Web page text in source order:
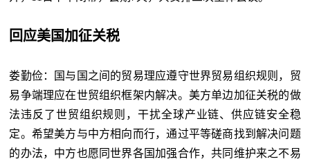
回应美国加征关税
娄勤俭：国与国之间的贸易理应遵守世界贸易组织规则，贸
易争端理应在世贸组织框架内解决。美方单边加征关税的做
法违反了世贸组织规则，干扰全球产业链、供应链安全稳
定。希望美方与中方相向而行，通过平等磋商找到解决问题
的办法，中方也愿同世界各国加强合作，共同维护来之不易